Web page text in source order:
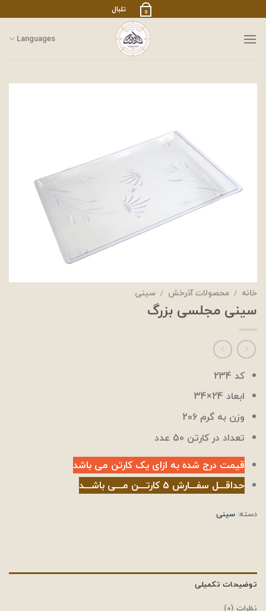
از
محتوا
0 تلبال
Languages
خانه / محصولات آذرخش / سینی
سینی مجلسی بزرگ
کد 234
ابعاد 24×34
وزن به گرم 206
تعداد در کارتن 50 عدد
قیمت درج شده به ازای یک کارتن می باشد
حداقـــل سفـــارش 5 کارتـــن مـــی باشـــد
دسته: سینی
توضیحات تکمیلی
نظرات (0)